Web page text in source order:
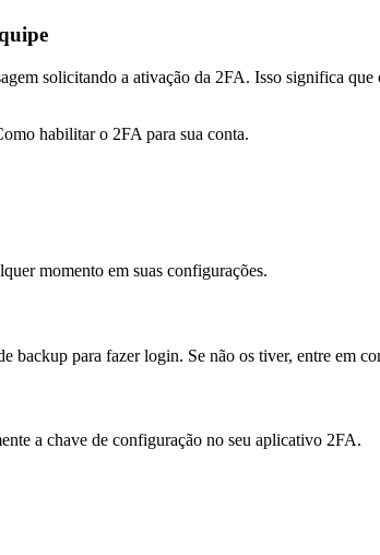
solicitando a ativação da 2FA. Isso significa
habilitar o 2FA para sua conta.
momento em suas configurações.
backup para fazer login. Se não os tiver, entre em
a chave de configuração no seu aplicativo 2FA.